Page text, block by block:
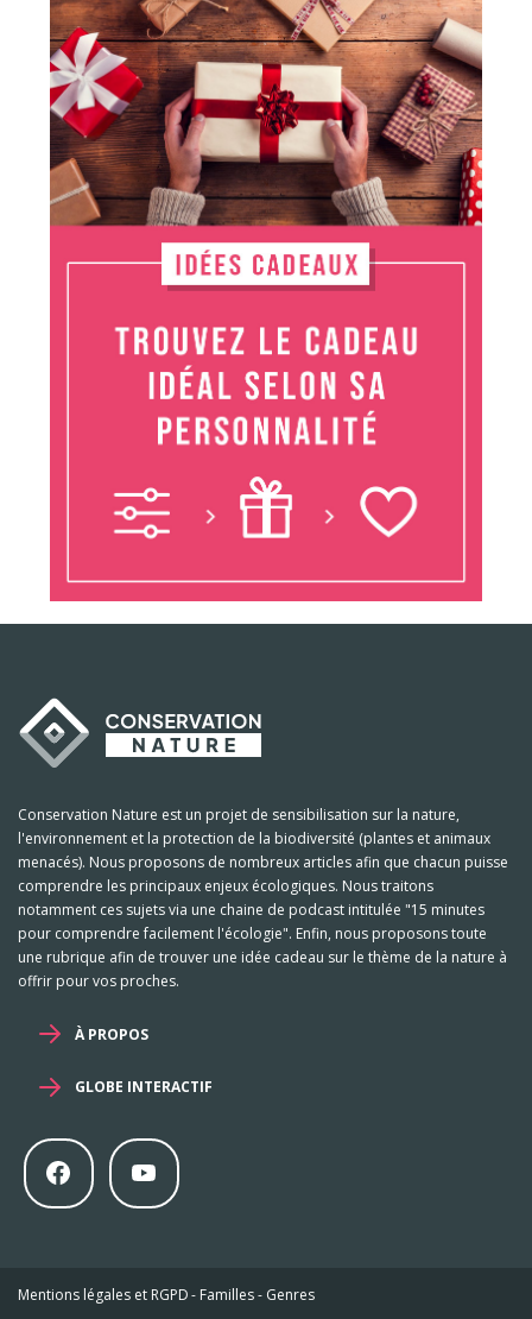
Conservation Nature est un projet de sensibilisation sur la nature,
l'environnement et la protection de la biodiversité (plantes et animaux
menacés). Nous proposons de nombreux articles afin que chacun puisse
comprendre les principaux enjeux écologiques. Nous traitons
notamment ces sujets via une chaine de podcast intitulée "15 minutes
pour comprendre facilement l'écologie". Enfin, nous proposons toute
une rubrique afin de trouver une idée cadeau sur le thème de la nature à
offrir pour vos proches.
À PROPOS
GLOBE INTERACTIF
Mentions légales et RGPD- Familles- Genres